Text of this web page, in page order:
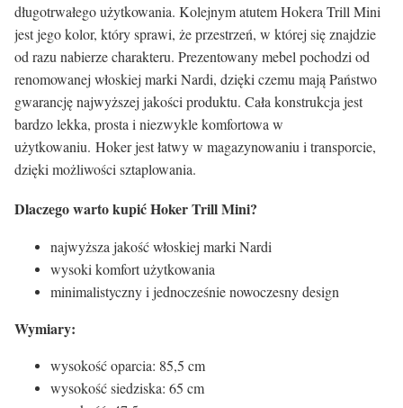
długotrwałego użytkowania. Kolejnym atutem Hokera Trill Mini
jest jego kolor, który sprawi, że przestrzeń, w której się znajdzie
od razu nabierze charakteru. Prezentowany mebel pochodzi od
renomowanej włoskiej marki Nardi, dzięki czemu mają Państwo
gwarancję najwyższej jakości produktu. Cała konstrukcja jest
bardzo lekka, prosta i niezwykle komfortowa w
użytkowaniu. Hoker jest łatwy w magazynowaniu i transporcie,
dzięki możliwości sztaplowania.
Dlaczego warto kupić Hoker Trill Mini?
najwyższa jakość włoskiej marki Nardi
wysoki komfort użytkowania
minimalistyczny i jednocześnie nowoczesny design
Wymiary:
wysokość oparcia: 85,5 cm
wysokość siedziska: 65 cm